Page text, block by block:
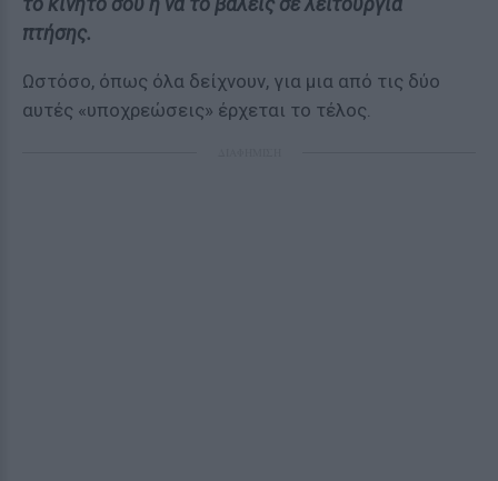
πτήσης.
Ωστόσο, όπως όλα δείχνουν, για μια από τις δύο
αυτές «υποχρεώσεις» έρχεται το τέλος.